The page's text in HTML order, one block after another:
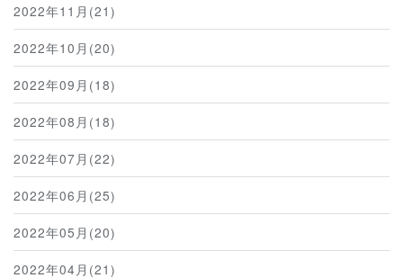
2022年11月(21)
2022年10月(20)
2022年09月(18)
2022年08月(18)
2022年07月(22)
2022年06月(25)
2022年05月(20)
2022年04月(21)